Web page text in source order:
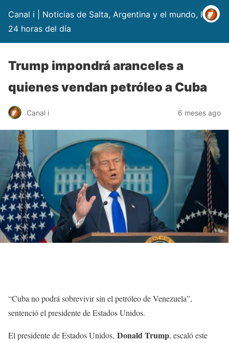
Canal i | Noticias de Salta, Argentina y el mundo, las
24 horas del día
Trump impondrá aranceles a
quienes vendan petróleo a Cuba
Canal i 6 meses ago
“Cuba no podrá sobrevivir sin el petróleo de Venezuela”,
sentenció el presidente de Estados Unidos.
El presidente de Estados Unidos, Donald Trump, escaló este